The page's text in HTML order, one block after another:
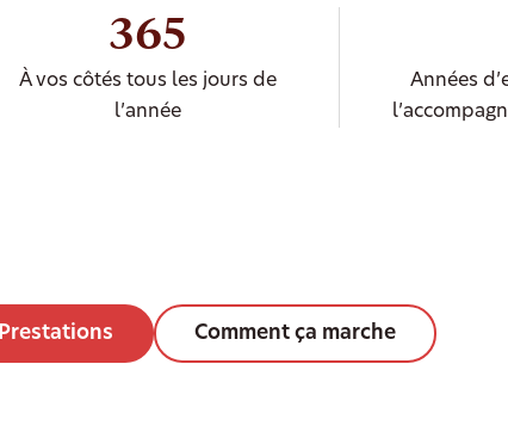
365
À vos côtés tous les jours de
l’année
Années
Prestations Comment ça marche